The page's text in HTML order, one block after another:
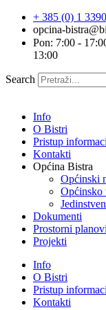
sadržaj
+ 385 (0) 1
opcina-
Pon: 7:00 -
13:00
Search
Info
O Bistri
Pristup
Kontakti
Općina Bistra
Općinski
Općinsko
Dokumenti
Prostorni planovi
Projekti
Info
O Bistri
Pristup
Kontakti